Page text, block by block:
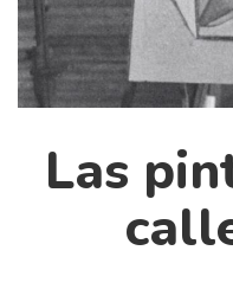
Cine y televisión
Ciudad
Cómics
Cultura
Diccionario portátil de la
Las